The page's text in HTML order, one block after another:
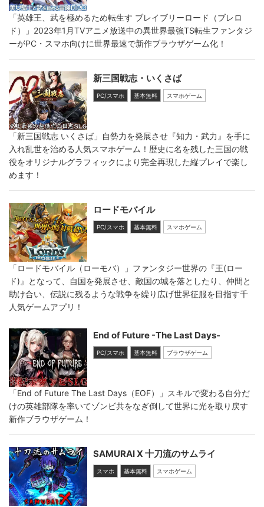
「英雄王、武を極めるため転生す ブレイブリーロード（ブレロ
ド）」2023年1月TVアニメ放送中の異世界最強TS転生ファンタジ
ーがPC・スマホ向けに世界最速で新作ブラウザゲーム化！
新三国戦志・いくさば
PC/スマホ 基本無料 スマホゲーム
「新三国戦志 いくさば」自勢力を発展させ『知力・武力』を手に
入れ乱世を治める人気スマホゲーム！歴史に名を残した三国の戦
役をオリジナルグラフィックにより完全再現した縦プレイで楽し
めます！
ロードモバイル
PC/スマホ 基本無料 スマホゲーム
「ロードモバイル（ローモバ）」ファンタジー世界の『王(ロー
ド)』となって、自国を発展させ、敵国の城を落としたり、仲間と
助け合い、伝説に残るような戦争を繰り広げ世界征服を目指す千
人気ゲームアプリ！
End of Future -The Last Days-
PC/スマホ 基本無料 ブラウザゲーム
「End of Future The Last Days（EOF）」スキルで変わる自分だ
けの英雄部隊を率いてゾンビ共をなぎ倒して世界に光を取り戻す
新作ブラウザゲーム！
SAMURAI X 十刀流のサムライ
スマホ 基本無料 スマホゲーム